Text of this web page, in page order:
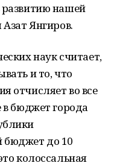
развитию нашей
Янгиров.
наук считает,
и то, что
отчисляет во все
бюджет города
бюджет до 10
колоссальная